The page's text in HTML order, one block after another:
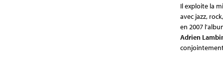
Il exploite la
avec jazz,
en 2007
Adrien